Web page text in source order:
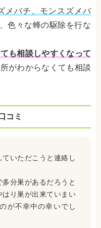
メバチ、モンスズメバ
色々な蜂の駆除を行な
も相談しやすくなって
がわからなくても相談
コミ
いただこうと連絡し
分巣があるだろうと
り巣が出来ていまい
が不幸中の幸いでし